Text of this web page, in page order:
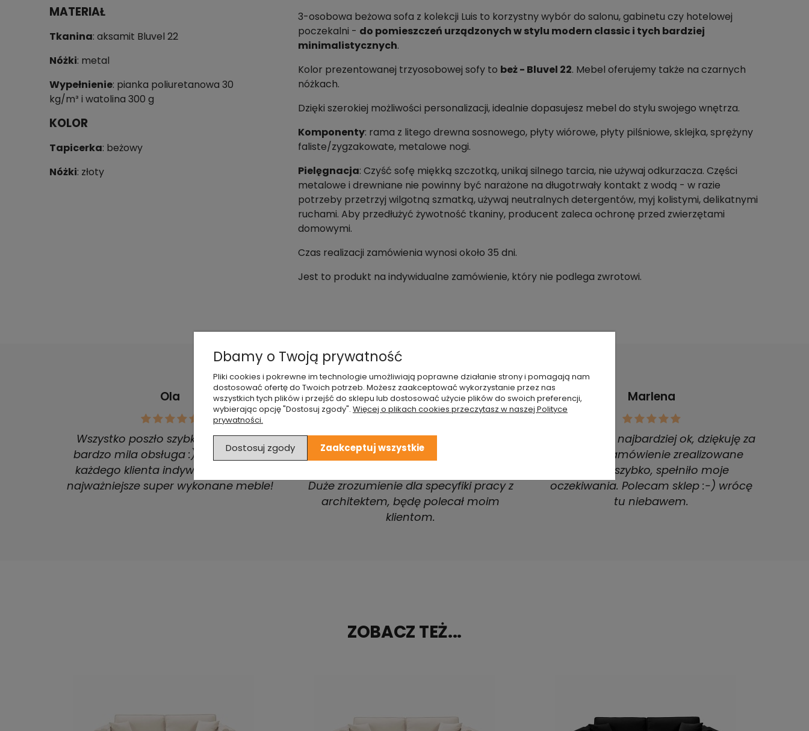
MATERIAŁ
Tkanina: aksamit Bluvel 22
Nóżki: metal
Wypełnienie: pianka poliuretanowa 30
kg/m³ i watolina 300 g
KOLOR
Tapicerka: beżowy
Nóżki: złoty
3-osobowa beżowa sofa z kolekcji Luis to korzystny wybór do salonu, gabinetu czy hotelowej
poczekalni - do pomieszczeń urządzonych w stylu modern classic i tych bardziej
minimalistycznych.
Kolor prezentowanej trzyosobowej sofy to beż - Bluvel 22. Mebel oferujemy także na czarnych
nóżkach.
Dzięki szerokiej możliwości personalizacji, idealnie dopasujesz mebel do stylu swojego wnętrza.
Komponenty: rama z litego drewna sosnowego, płyty wiórowe, płyty pilśniowe, sklejka, sprężyny
faliste/zygzakowate, metalowe nogi.
Pielęgnacja: Czyść sofę miękką szczotką, unikaj silnego tarcia, nie używaj odkurzacza. Części
metalowe i drewniane nie powinny być narażone na długotrwały kontakt z wodą - w razie
potrzeby przetrzyj wilgotną szmatką, używaj neutralnych detergentów, myj kolistymi, delikatnymi
ruchami. Aby przedłużyć żywotność tkaniny, producent zaleca ochronę przed zwierzętami
domowymi.
Czas realizacji zamówienia wynosi około 35 dni.
Jest to produkt na indywidualne zamówienie, który nie podlega zwrotowi.
Ola
Wszystko poszło szybko i sprawnie,
bardzo mila obsługa :) Podejście do
każdego klienta indywidualne. A co
najważniejsze super wykonane meble!
Aleksander
Bardzo dobra obsługa i jakość
produktów. Zdecydowanie ludzie z
Duże zrozumienie dla specyfiki pracy z
architektem, będę polecał moim
klientom.
Marlena
Wszystko jak najbardziej ok, dziękuję za
pomoc. Zamówienie zrealizowane
bardzo szybko, spełniło moje
oczekiwania. Polecam sklep :-) wrócę
tu niebawem.
ZOBACZ TEŻ...
Dbamy o Twoją prywatność
Pliki cookies i pokrewne im technologie umożliwiają poprawne działanie strony i pomagają nam
dostosować ofertę do Twoich potrzeb. Możesz zaakceptować wykorzystanie przez nas
wszystkich tych plików i przejść do sklepu lub dostosować użycie plików do swoich preferencji,
wybierając opcję "Dostosuj zgody". Więcej o plikach cookies przeczytasz w naszej Polityce
prywatności.
Dostosuj zgody Zaakceptuj wszystkie